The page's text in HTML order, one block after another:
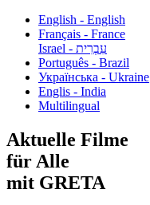
English - English
Français - France
עִבְרִית - Israel
Português - Brazil
Українська - Ukraine
Englis - India
Multilingual
Aktuelle Filme
für Alle
mit GRETA